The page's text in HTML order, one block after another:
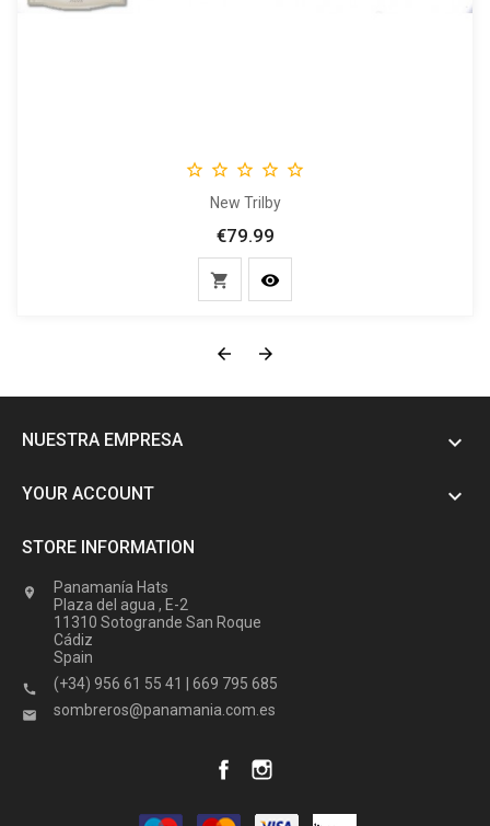
    
New Trilby
Price
€79.99
 
 
NUESTRA EMPRESA 
YOUR ACCOUNT 
STORE INFORMATION

Panamanía Hats
Plaza del agua , E-2
11310 Sotogrande San Roque
Cádiz
Spain
 (+34) 956 61 55 41 | 669 795 685
 sombreros@panamania.com.es